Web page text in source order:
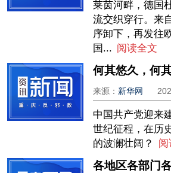
莱茵河畔，德国
流交织穿行。来
序卸下，再发往
国... 阅读全文
来源： 新华网
中国共产党迎来
世纪征程，在历
的波澜壮阔？
阅